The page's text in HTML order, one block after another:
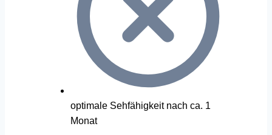
optimale Sehfähigkeit nach ca. 1
Monat